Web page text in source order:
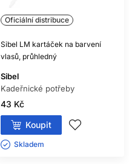
Oficiální distribuce
Sibel LM kartáček na barvení
vlasů, průhledný
Sibel
Kadeřnické potřeby
43 Kč
Koupit
Skladem ㅤ